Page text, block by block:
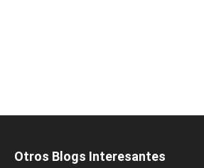
Otros Blogs Interesantes